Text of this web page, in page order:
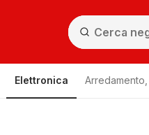
Elettronica